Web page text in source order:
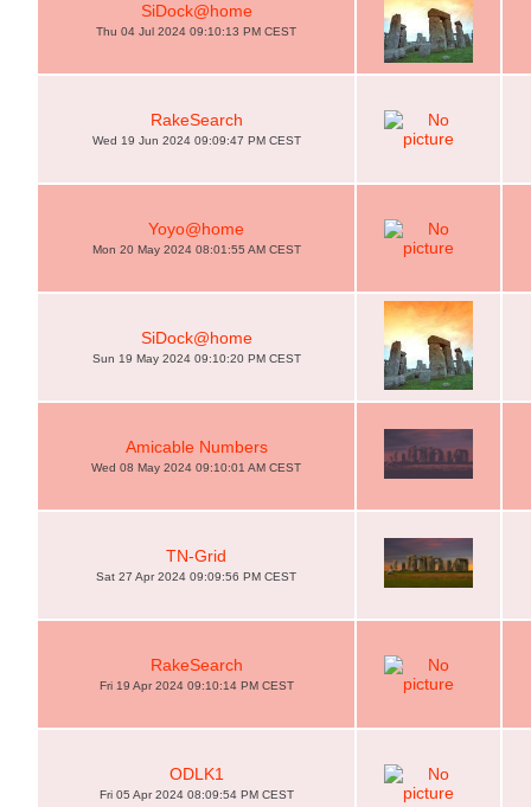
SiDock@home
Thu 04 Jul 2024 09:10:13 PM CEST
RakeSearch
Wed 19 Jun 2024 09:09:47 PM CEST
Yoyo@home
Mon 20 May 2024 08:01:55 AM CEST
SiDock@home
Sun 19 May 2024 09:10:20 PM CEST
Amicable Numbers
Wed 08 May 2024 09:10:01 AM CEST
TN-Grid
Sat 27 Apr 2024 09:09:56 PM CEST
RakeSearch
Fri 19 Apr 2024 09:10:14 PM CEST
ODLK1
Fri 05 Apr 2024 08:09:54 PM CEST